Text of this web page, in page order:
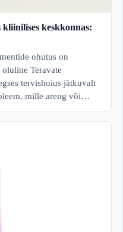
keskkonnas:
ohutus on
Teravate
tervishoius jätkuvalt
mille areng või…